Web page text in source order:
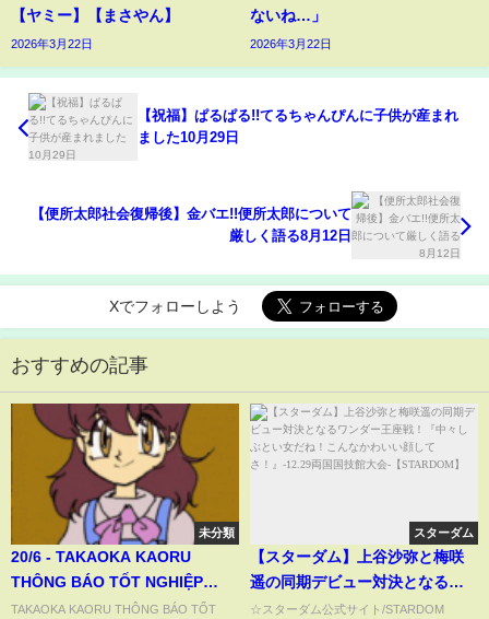
【ヤミー】【まさやん】
2026年3月22日
ないね…」
2026年3月22日
【祝福】ぱるぱる!!てるちゃんぴんに子供が産まれ
ました10月29日
【便所太郎社会復帰後】金バエ!!便所太郎について
厳しく語る8月12日
Xでフォローしよう
おすすめの記事
未分類
20/6 - TAKAOKA KAORU
THÔNG BÁO TỐT NGHIỆP
KHỎI AKB48
TAKAOKA KAORU THÔNG BÁO TỐT
スターダム
【スターダム】上谷沙弥と梅咲
遥の同期デビュー対決となるワ
ンダー王座戦！『中々しぶとい
☆スターダム公式サイト/STARDOM